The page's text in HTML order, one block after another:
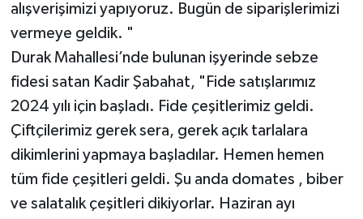
alışverişimizi yapıyoruz. Bugün de siparişlerimizi
vermeye geldik. "
Durak Mahallesi’nde bulunan işyerinde sebze
fidesi satan Kadir Şabahat, "Fide satışlarımız
2024 yılı için başladı. Fide çeşitlerimiz geldi.
Çiftçilerimiz gerek sera, gerek açık tarlalara
dikimlerini yapmaya başladılar. Hemen hemen
tüm fide çeşitleri geldi. Şu anda domates , biber
ve salatalık çeşitleri dikiyorlar. Haziran ayı